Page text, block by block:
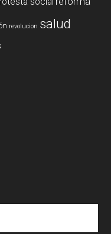
revolucion salud